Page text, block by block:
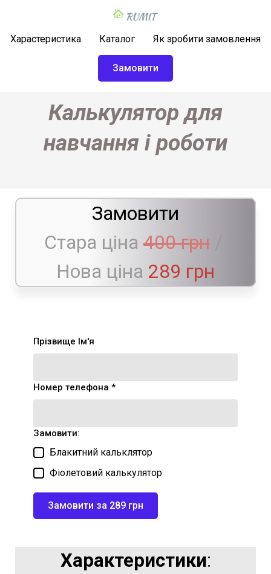
Харастеристика Каталог Як зробити замовлення
Замовити
Калькулятор для
навчання і роботи
Замовити
Стара ціна 400 грн/
Нова ціна 289 грн
Прізвище Ім'я
Номер телефона *
Замовити:
Блакитний кальклятор
Фіолетовий калькулятор
Замовити за 289 грн
Характеристики: